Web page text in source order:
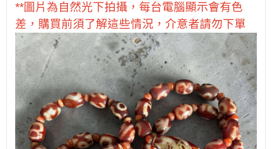
**圖片為自然光下拍攝，每台電腦顯示會有色
差，購買前須了解這些情況，介意者請勿下單